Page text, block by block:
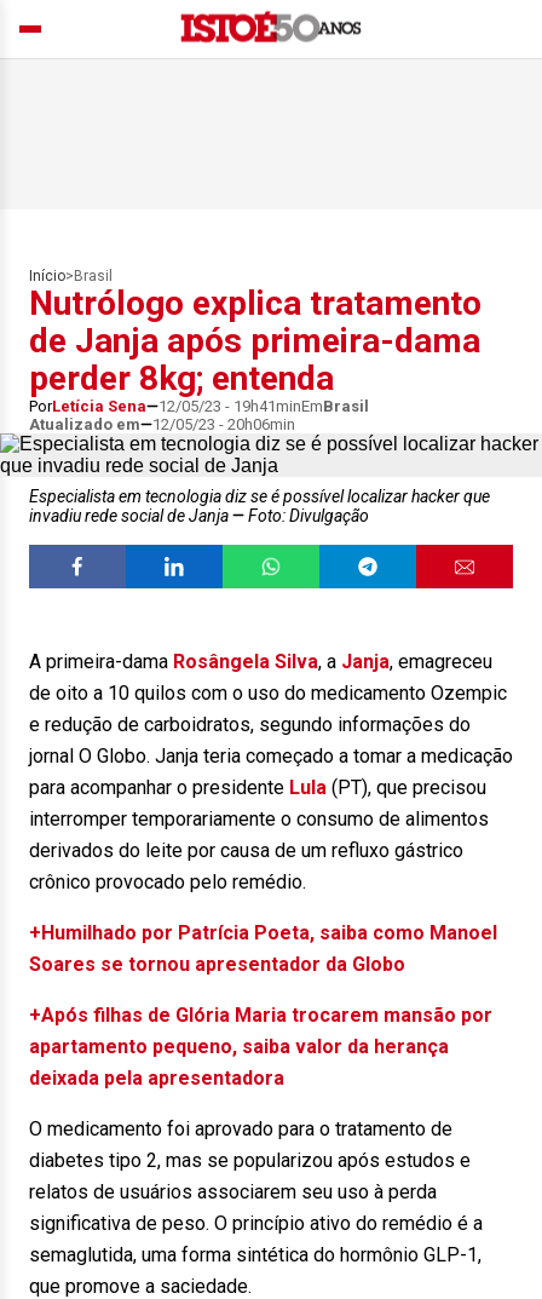
Início> Brasil
Nutrólogo explica tratamento
de Janja após primeira-dama
perder 8kg; entenda
PorLetícia Sena 12/05/23 - 19h41minEmBrasil
Atualizado em
12/05/23 - 20h06min
Especialista em tecnologia diz se é possível localizar hacker que
invadiu rede social de Janja
Foto: Divulgação
A primeira-dama Rosângela Silva, a Janja, emagreceu
de oito a 10 quilos com o uso do medicamento Ozempic
e redução de carboidratos, segundo informações do
jornal O Globo. Janja teria começado a tomar a medicação
para acompanhar o presidente Lula (PT), que precisou
interromper temporariamente o consumo de alimentos
derivados do leite por causa de um refluxo gástrico
crônico provocado pelo remédio.
+Humilhado por Patrícia Poeta, saiba como Manoel
Soares se tornou apresentador da Globo
+Após filhas de Glória Maria trocarem mansão por
apartamento pequeno, saiba valor da herança
deixada pela apresentadora
O medicamento foi aprovado para o tratamento de
diabetes tipo 2, mas se popularizou após estudos e
relatos de usuários associarem seu uso à perda
significativa de peso. O princípio ativo do remédio é a
semaglutida, uma forma sintética do hormônio GLP-1,
que promove a saciedade.